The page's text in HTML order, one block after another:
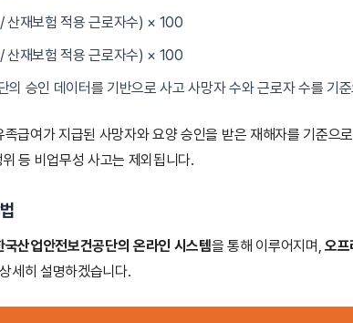
산재보험 적용 근로자수) × 100
산재보험 적용 근로자수) × 100
의 승인 데이터를 기반으로 사고 사망자 수와 근로자 수를 기
급여가 지급된 사망자와 요양 승인을 받은 재해자를 기준으
등 비업무성 사고는 제외됩니다.
국산업안전보건공단의 온라인 시스템을 통해 이루어지며, 오프
세히 설명하겠습니다.